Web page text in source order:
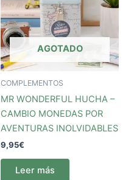
AGOTADO
COMPLEMENTOS
MR WONDERFUL HUCHA –
CAMBIO MONEDAS POR
AVENTURAS INOLVIDABLES
9,95€
Leer más